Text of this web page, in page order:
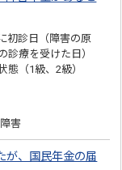
初診日（障害の原
診療を受けた日）
態（1級、2級）
害
が、国民年金の届